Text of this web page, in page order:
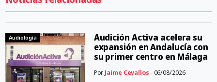
Audiología
Audición Activa acelera su
expansión en Andalucía con
su primer centro en Málaga
Por Jaime Cevallos - 06/08/2026